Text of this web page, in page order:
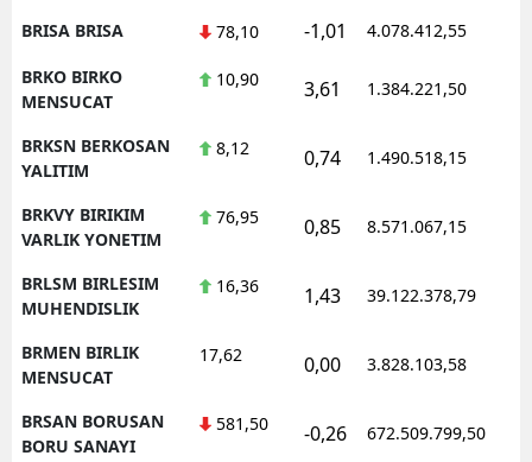
BRISA BRISA 78,10 -1,01 4.078.412,55
BRKO BIRKO
MENSUCAT
10,90 3,61 1.384.221,50
BRKSN BERKOSAN
YALITIM
8,12 0,74 1.490.518,15
BRKVY BIRIKIM
VARLIK YONETIM
76,95 0,85 8.571.067,15
BRLSM BIRLESIM
MUHENDISLIK
16,36 1,43 39.122.378,79
BRMEN BIRLIK
MENSUCAT
17,62 0,00 3.828.103,58
BRSAN BORUSAN
BORU SANAYI
581,50 -0,26 672.509.799,50